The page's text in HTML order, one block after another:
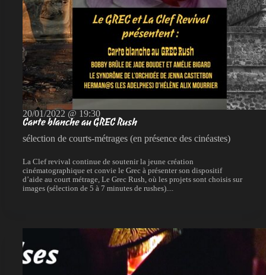
20/01/2022 @ 19:30
Carte blanche au GREC Rush
sélection de courts-métrages (en présence des cinéastes)
La Clef revival continue de soutenir la jeune création
cinématographique et convie le Grec à présenter son dispositif
d’aide au court métrage, Le Grec Rush, où les projets sont choisis sur
images (sélection de 5 à 7 minutes de rushes)....